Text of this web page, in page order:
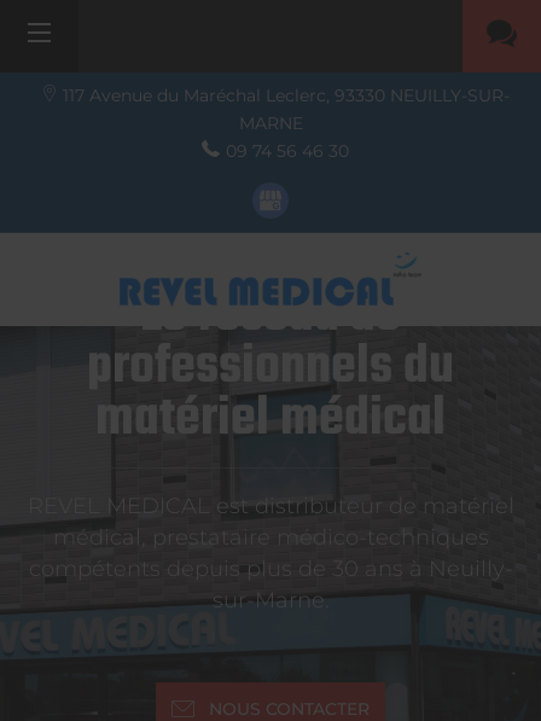
117 Avenue du Maréchal Leclerc, 93330 NEUILLY-SUR-
MARNE
09 74 56 46 30
Le réseau de
professionnels du
matériel médical
REVEL MEDICAL est distributeur de matériel
médical, prestataire médico-techniques
compétents depuis plus de 30 ans à Neuilly-
sur-Marne.
NOUS CONTACTER